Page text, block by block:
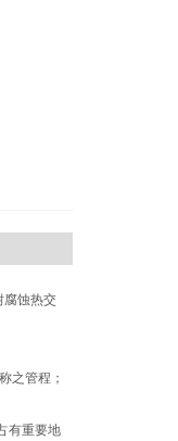
腐蚀热交
之管程；
有重要地